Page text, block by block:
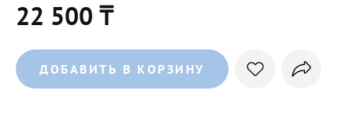
22 500 ₸
ДОБАВИТЬ В КОРЗИНУ